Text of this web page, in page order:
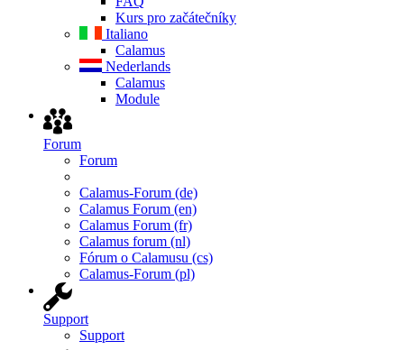
Kurs pro začátečníky
Italiano
Calamus
Nederlands
Calamus
Module
Forum
Forum
Calamus-Forum (de)
Calamus Forum (en)
Calamus Forum (fr)
Calamus forum (nl)
Fórum o Calamusu (cs)
Calamus-Forum (pl)
Support
Support